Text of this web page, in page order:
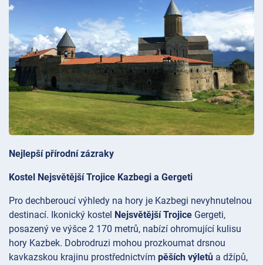
Nejlepší přírodní zázraky
Kostel Nejsvětější Trojice Kazbegi a Gergeti
Pro dechberoucí výhledy na hory je Kazbegi nevyhnutelnou
destinací. Ikonický kostel Nejsvětější Trojice Gergeti,
posazený ve výšce 2 170 metrů, nabízí ohromující kulisu
hory Kazbek. Dobrodruzi mohou prozkoumat drsnou
kavkazskou krajinu prostřednictvím pěších výletů a džípů,